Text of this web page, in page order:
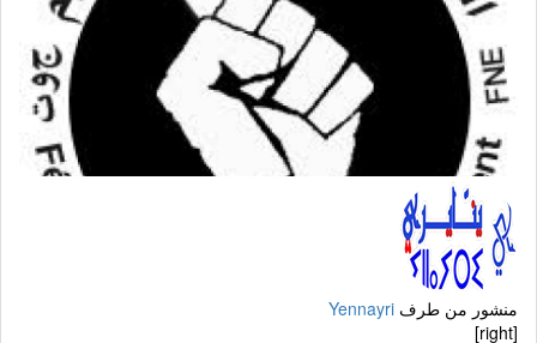
منشور من طرفYennayri